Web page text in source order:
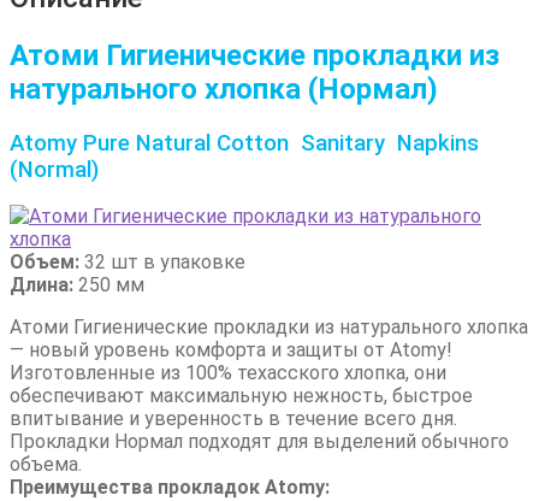
Атоми Гигиенические прокладки из
натурального хлопка (Нормал)
Atomy Pure Natural Cotton Sanitary Napkins
(Normal)
Объем: 32 шт в упаковке
Длина: 250 мм
Атоми Гигиенические прокладки из натурального хлопка
— новый уровень комфорта и защиты от Atomy!
Изготовленные из 100% техасского хлопка, они
обеспечивают максимальную нежность, быстрое
впитывание и уверенность в течение всего дня.
Прокладки Нормал подходят для выделений обычного
объема.
Преимущества прокладок Atomy: